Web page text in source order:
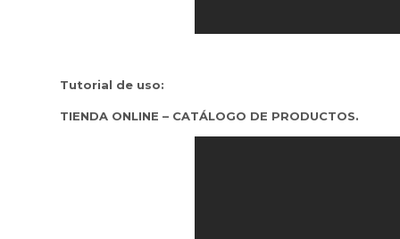
Tutorial de uso:
TIENDA ONLINE – CATÁLOGO DE PRODUCTOS.